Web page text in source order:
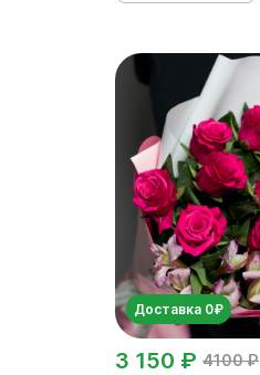
Доставка 0₽
4100 ₽
3 150 ₽